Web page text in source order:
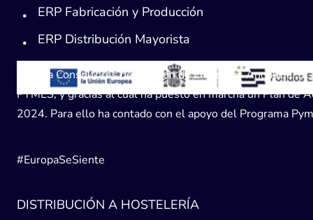
ERP Fabricación y Producción
ERP Distribución Mayorista
Avanza Consultores de Gestión de Empresas Andaucía,
PYMES, y gracias al cual ha puesto en marcha un Plan
2024. Para ello ha contado con el apoyo del Programa
#EuropaSeSiente
DISTRIBUCIÓN A HOSTELERÍA